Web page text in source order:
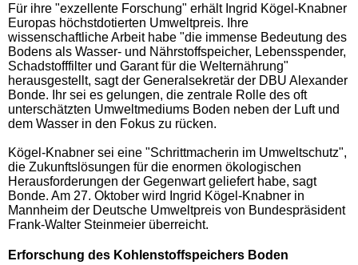
Für ihre "exzellente Forschung" erhält Ingrid Kögel-Knabner
Europas höchstdotierten Umweltpreis. Ihre
wissenschaftliche Arbeit habe "die immense Bedeutung des
Bodens als Wasser- und Nährstoffspeicher, Lebensspender,
Schadstofffilter und Garant für die Welternährung"
herausgestellt, sagt der Generalsekretär der DBU Alexander
Bonde. Ihr sei es gelungen, die zentrale Rolle des oft
unterschätzten Umweltmediums Boden neben der Luft und
dem Wasser in den Fokus zu rücken.
Kögel-Knabner sei eine "Schrittmacherin im Umweltschutz",
die Zukunftslösungen für die enormen ökologischen
Herausforderungen der Gegenwart geliefert habe, sagt
Bonde. Am 27. Oktober wird Ingrid Kögel-Knabner in
Mannheim der Deutsche Umweltpreis von Bundespräsident
Frank-Walter Steinmeier überreicht.
Erforschung des Kohlenstoffspeichers Boden